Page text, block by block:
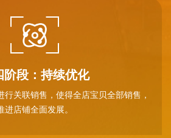
阶段：持续优化
行关联销售，使得全店宝贝全部销售，
进店铺全面发展。